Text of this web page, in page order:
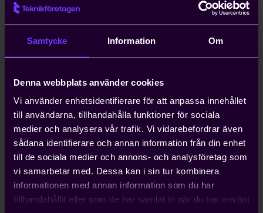
Samtycke Information Om
Denna webbplats använder cookies
Vi använder enhetsidentifierare för att anpassa innehållet
till användarna, tillhandahålla funktioner för sociala
medier och analysera vår trafik. Vi vidarebefordrar även
sådana identifierare och annan information från din enhet
till de sociala medier och annons- och analysföretag som
vi samarbetar med. Dessa kan i sin tur kombinera
informationen med annan information som du har
tillhandahållit eller som de har samlat in när du har använt
problem för entreprenörer, och att
till ett år. Teknikföretagen kan ordna
arbetstillstånd på tio dagar.
Hjälp med att driva viktiga
näringspolitiska frågor
Vi bedriver påverkans- och
opinionsarbete i Sverige och EU för att
ta tillvara våra medlemmars intressen.
Genom oss har du möjlighet att påverka
beslut som du som enskilt företag i
vanliga fall bara får ta konsekvenserna av.